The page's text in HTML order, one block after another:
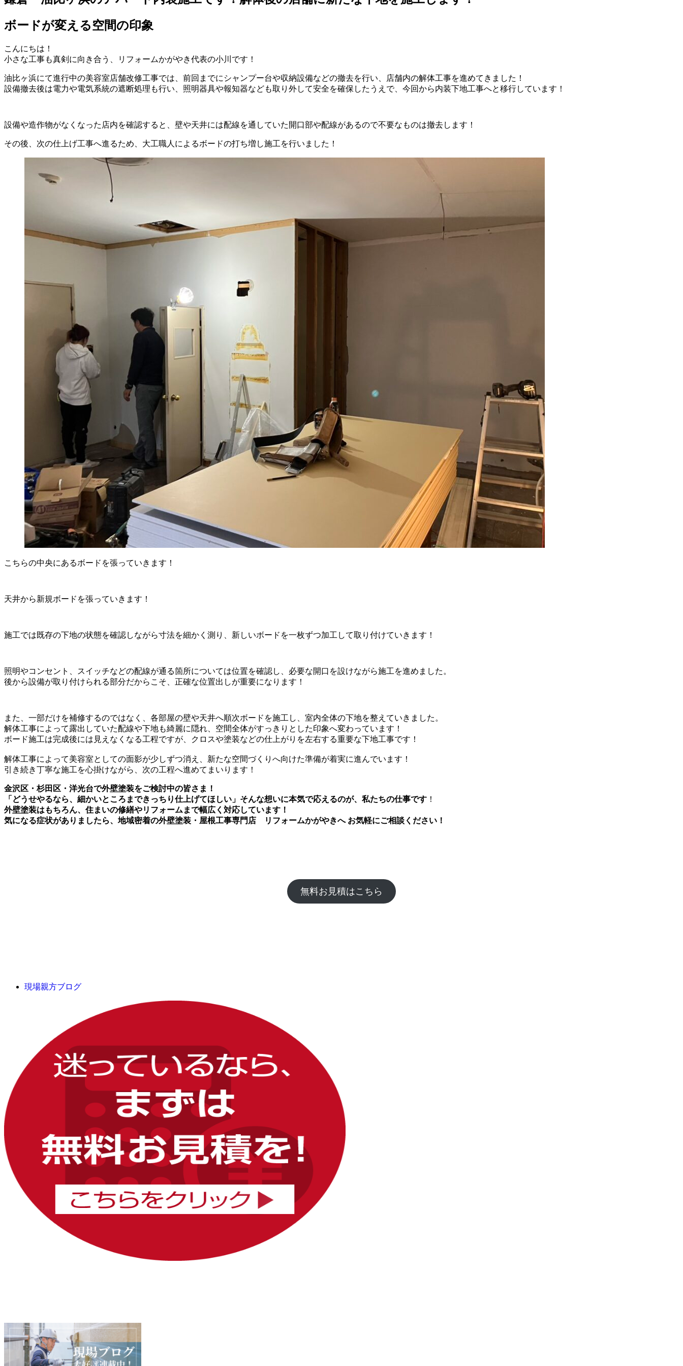
ボードが変える空間の印象
こんにちは！
小さな工事も真剣に向き合う、リフォームかがやき代表の小川です！
油比ヶ浜にて進行中の美容室店舗改修工事では、前回までにシャンプー台や収納設備などの撤去を行い、店舗内の解体工事を進めてきました！
設備撤去後は電力や電気系統の遮断処理も行い、照明器具や報知器なども取り外して安全を確保したうえで、今回から内装下地工事へと移行しています！
設備や造作物がなくなった店内を確認すると、壁や天井には配線を通していた開口部や配線があるので不要なものは撤去します！
その後、次の仕上げ工事へ進るため、大工職人によるボードの打ち増し施工を行いました！
こちらの中央にあるボードを張っていきます！
天井から新規ボードを張っていきます！
施工では既存の下地の状態を確認しながら寸法を細かく測り、新しいボードを一枚ずつ加工して取り付けていきます！
照明やコンセント、スイッチなどの配線が通る箇所については位置を確認し、必要な開口を設けながら施工を進めました。
後から設備が取り付けられる部分だからこそ、正確な位置出しが重要になります！
また、一部だけを補修するのではなく、各部屋の壁や天井へ順次ボードを施工し、室内全体の下地を整えていきました。
解体工事によって露出していた配線や下地も綺麗に隠れ、空間全体がすっきりとした印象へ変わっています！
ボード施工は完成後には見えなくなる工程ですが、クロスや塗装などの仕上がりを左右する重要な下地工事です！
解体工事によって美容室としての面影が少しずつ消え、新たな空間づくりへ向けた準備が着実に進んでいます！
引き続き丁寧な施工を心掛けながら、次の工程へ進めてまいります！
金沢区・杉田区・洋光台で外壁塗装をご検討中の皆さま！
「どうせやるなら、細かいところまできっちり仕上げてほしい」そんな想いに本気で応えるのが、私たちの仕事です ！
外壁塗装はもちろん、住まいの修繕やリフォームまで幅広く対応しています！
気になる症状がありましたら、地域密着の外壁塗装・屋根工事専門店 リフォームかがやきへ お気軽にご相談ください！
無料お見積はこちら
現場親方ブログ